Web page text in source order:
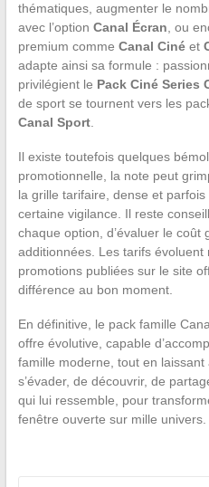
thématiques, augmenter le
avec l’option Canal Écran , ou
premium comme Canal Cinéet
adapte ainsi sa formule :
privilégient le Pack Ciné Series
de sport se tournent vers les
Canal Sport.
Il existe toutefois quelques
promotionnelle, la note peut
la grille tarifaire, dense et
certaine vigilance. Il reste
chaque option, d’évaluer le
additionnées. Les tarifs évoluent
promotions publiées sur le site
différence au bon moment.
En définitive, le pack famille
offre évolutive, capable
famille moderne, tout en
s’évader, de découvrir, de
qui lui ressemble, pour
fenêtre ouverte sur mille univers.